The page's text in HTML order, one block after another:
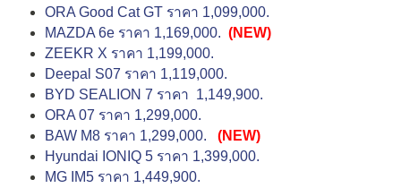
ORA Good Cat GT ราคา 1,099,000.
MAZDA 6e ราคา 1,169,000. (NEW)
ZEEKR X ราคา 1,199,000.
Deepal S07 ราคา 1,119,000.
BYD SEALION 7 ราคา 1,149,900.
ORA 07 ราคา 1,299,000.
BAW M8 ราคา 1,299,000.
(NEW)
Hyundai IONIQ 5 ราคา 1,399,000.
MG IM5 ราคา 1,449,900.